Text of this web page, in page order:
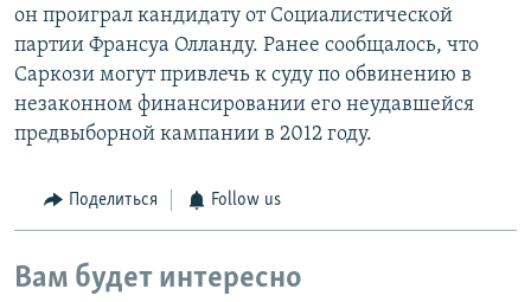
он проиграл кандидату от Социалистической
партии Франсуа Олланду. Ранее сообщалось, что
Саркози могут привлечь к суду по обвинению в
незаконном финансировании его неудавшейся
предвыборной кампании в 2012 году.
Поделиться Follow us
Вам будет интересно